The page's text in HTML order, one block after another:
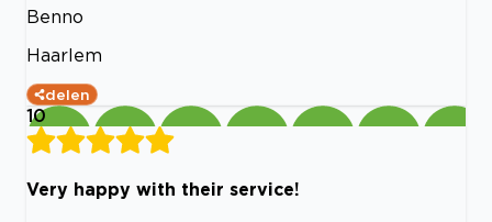
Benno
Haarlem
delen
10
Very happy with their service!